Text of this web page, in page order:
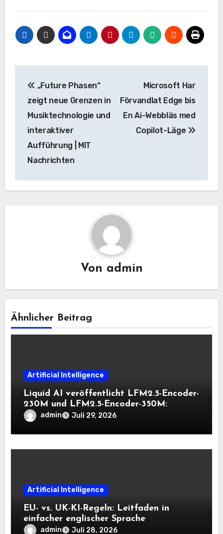
Navigation
„Future Phasen“
zeigt neue Grenzen in
Musiktechnologie und
interaktiver
Aufführung | MIT
Nachrichten
Microsoft Har
Förvandlat Edge bis
En Ai-Webbläs med
Copilot-Läge
Von admin
Ähnlicher Beitrag
Artificial Intelligence
Liquid AI veröffentlicht LFM2.5-Encoder-
230M und LFM2.5-Encoder-350M:
Bidirektionale Encoder, die bei 8K-
Kontext auf der CPU schnell bleiben
admin Juli 29, 2026
Artificial Intelligence
EU- vs. UK-KI-Regeln: Leitfaden in
einfacher englischer Sprache
admin Juli 28, 2026